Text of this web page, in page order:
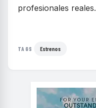
profesionales reales.
TAGS Estrenos